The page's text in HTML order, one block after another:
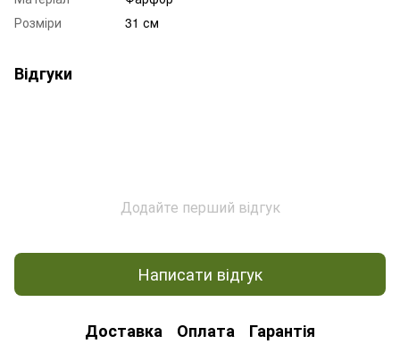
Розміри
31 см
Відгуки
Додайте перший відгук
Написати відгук
Доставка Оплата Гарантія